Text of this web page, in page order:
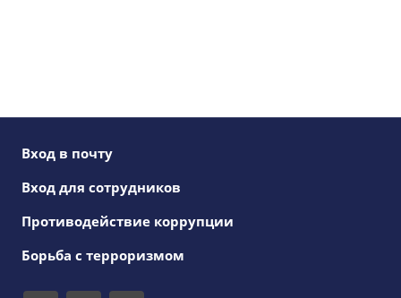
Вход в почту
Вход для сотрудников
Противодействие коррупции
Борьба с терроризмом